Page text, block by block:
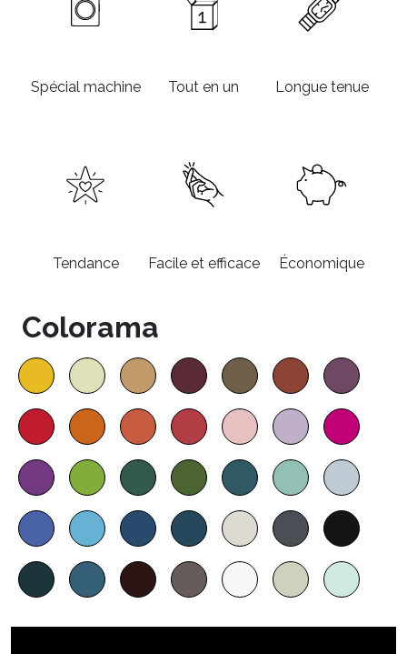
Spécial machine Tout en un Longue tenue
Tendance Facile et efficace Économique
Colorama